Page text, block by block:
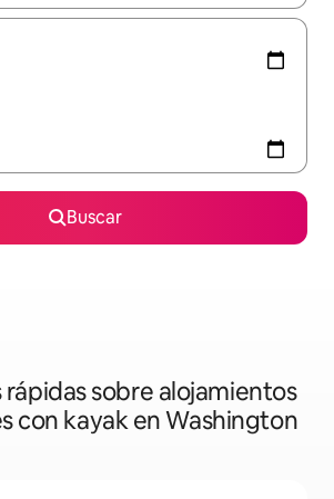
Buscar
rápidas sobre alojamientos
con kayak en Washington